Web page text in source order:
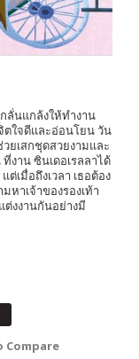
ลั่นแกล้งให้ทำงาน
ตใจดีและอ่อนโยน วัน
ยเสกชุดสวยงามและ
งาน ซินเดอเรลลาได้
เมื่อถึงเวลา เธอต้อง
หาเจ้าของรองเท้า
ต่งงานกันอย่างมี
Compare